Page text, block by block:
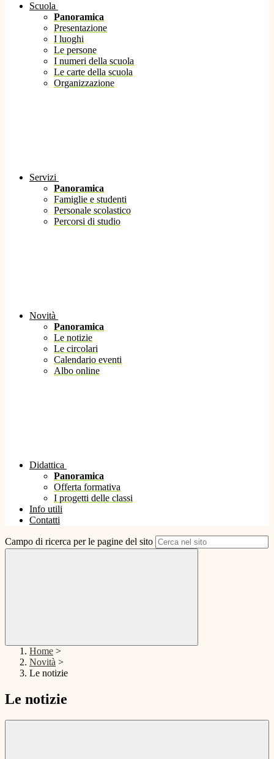
Scuola
Panoramica
Presentazione
I luoghi
Le persone
I numeri della scuola
Le carte della scuola
Organizzazione
Servizi
Panoramica
Famiglie e studenti
Personale scolastico
Percorsi di studio
Novità
Panoramica
Le notizie
Le circolari
Calendario eventi
Albo online
Didattica
Panoramica
Offerta formativa
I progetti delle classi
Info utili
Contatti
Campo di ricerca per le pagine del sito
Home >
Novità >
Le notizie
Le notizie